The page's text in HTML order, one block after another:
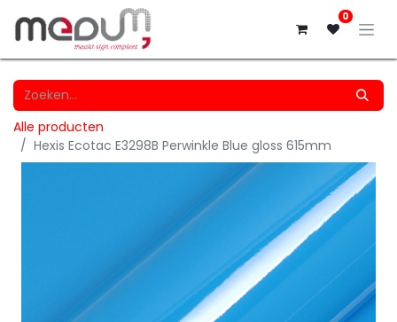
0
Alle producten
Hexis Ecotac E3298B Perwinkle Blue gloss 615mm